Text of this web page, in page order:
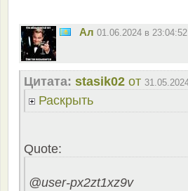
Ал 01.06.2024 в
Цитата: stasik02 от
Раскрыть
Quote:
@user-px2zt1xz9v